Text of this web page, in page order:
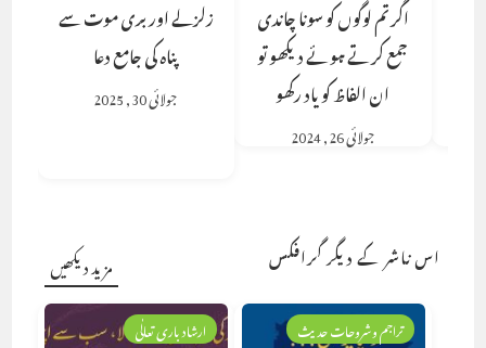
اگر تم لوگوں کو سونا چاندی
جمع کرتے ہوئے دیکھو تو
ان الفاظ کو یاد رکھو
جولائی 26, 2024
زلزلے اور بری موت سے
پناہ کی جامع دعا
جولائی 30, 2025
اس ناشر کے دیگر گرافکس مزید دیکھیں
ارشاد باری تعالٰی تراجم وشروحات حدیث